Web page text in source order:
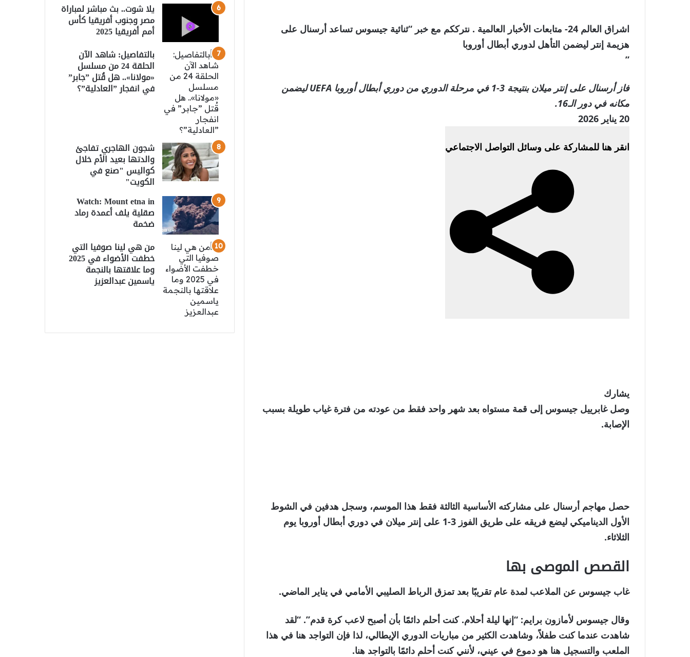
اشراق العالم 24- متابعات الأخبار العالمية . نترككم مع خبر “ثنائية جيسوس تساعد أرسنال على
هزيمة إنتر ليضمن التأهل لدوري أبطال أوروبا
”
فاز أرسنال على إنتر ميلان بنتيجة 3-1 في مرحلة الدوري من دوري أبطال أوروبا UEFA ليضمن
مكانه في دور الـ16.
تم
في
20 يناير 2026
انقر هنا للمشاركة على وسائل التواصل الاجتماعي
يشارك
وصل غابرييل جيسوس إلى قمة مستواه بعد شهر واحد فقط من عودته من فترة غياب طويلة بسبب
الإصابة.
حصل مهاجم أرسنال على مشاركته الأساسية الثالثة فقط هذا الموسم، وسجل هدفين في الشوط
الأول الديناميكي ليضع فريقه على طريق الفوز 3-1 على إنتر ميلان في دوري أبطال أوروبا يوم
الثلاثاء.
القصص الموصى بها
قائمة
4
عناصر
نهاية
غاب جيسوس عن الملاعب لمدة عام تقريبًا بعد تمزق الرباط الصليبي الأمامي في يناير الماضي.
وقال جيسوس لأمازون برايم: “إنها ليلة أحلام. كنت أحلم دائمًا بأن أصبح لاعب كرة قدم”. “لقد
شاهدت عندما كنت طفلاً، وشاهدت الكثير من مباريات الدوري الإيطالي، لذا فإن التواجد هنا في هذا
الملعب والتسجيل هنا هو دموع في عيني، لأنني كنت أحلم دائمًا بالتواجد هنا.
يلا شوت.. بث مباشر لمباراة
مصر وجنوب أفريقيا كأس
أمم أفريقيا 2025
بالتفاصيل: شاهد الآن
الحلقة 24 من مسلسل
«مولانا».. هل قُتل ”جابر”
في انفجار ”العادلية”؟
شجون الهاجري تفاجئ
والدتها بعيد الأم خلال
كواليس "صنع في
الكويت"
Watch: Mount etna in
صقلية يلف أعمدة رماد
ضخمة
من هي لينا صوفيا التي
خطفت الأضواء في 2025
وما علاقتها بالنجمة
ياسمين عبدالعزيز